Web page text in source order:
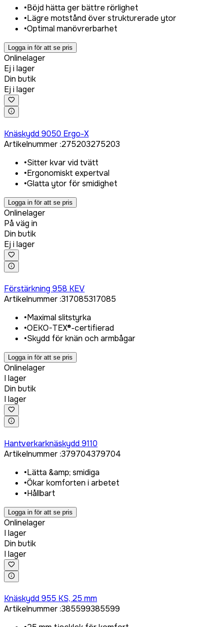
•Böjd hätta ger bättre rörlighet
•Lägre motstånd över strukturerade ytor
•Optimal manövrerbarhet
Logga in för att se pris
Onlinelager
Ej i lager
Din butik
Ej i lager
Knäskydd 9050 Ergo-X
Artikelnummer:275203275203
•Sitter kvar vid tvätt
•Ergonomiskt expertval
•Glatta ytor för smidighet
Logga in för att se pris
Onlinelager
På väg in
Din butik
Ej i lager
Förstärkning 958 KEV
Artikelnummer:317085317085
•Maximal slitstyrka
•OEKO-TEX®-certifierad
•Skydd för knän och armbågar
Logga in för att se pris
Onlinelager
I lager
Din butik
I lager
Hantverkarknäskydd 9110
Artikelnummer:379704379704
•Lätta &amp; smidiga
•Ökar komforten i arbetet
•Hållbart
Logga in för att se pris
Onlinelager
I lager
Din butik
I lager
Knäskydd 955 KS, 25 mm
Artikelnummer:385599385599